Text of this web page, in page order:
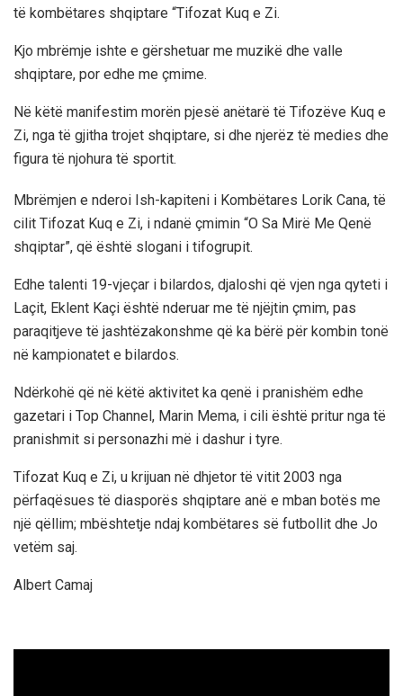
të kombëtares shqiptare “Tifozat Kuq e Zi.
Kjo mbrëmje ishte e gërshetuar me muzikë dhe valle
shqiptare, por edhe me çmime.
Në këtë manifestim morën pjesë anëtarë të Tifozëve Kuq e
Zi, nga të gjitha trojet shqiptare, si dhe njerëz të medies dhe
figura të njohura të sportit.
Mbrëmjen e nderoi Ish-kapiteni i Kombëtares Lorik Cana, të
cilit Tifozat Kuq e Zi, i ndanë çmimin “O Sa Mirë Me Qenë
shqiptar”, që është slogani i tifogrupit.
Edhe talenti 19-vjeçar i bilardos, djaloshi që vjen nga qyteti i
Laçit, Eklent Kaçi është nderuar me të njëjtin çmim, pas
paraqitjeve të jashtëzakonshme që ka bërë për kombin tonë
në kampionatet e bilardos.
Ndërkohë që në këtë aktivitet ka qenë i pranishëm edhe
gazetari i Top Channel, Marin Mema, i cili është pritur nga të
pranishmit si personazhi më i dashur i tyre.
Tifozat Kuq e Zi, u krijuan në dhjetor të vitit 2003 nga
përfaqësues të diasporës shqiptare anë e mban botës me
një qëllim; mbështetje ndaj kombëtares së futbollit dhe Jo
vetëm saj.
Albert Camaj